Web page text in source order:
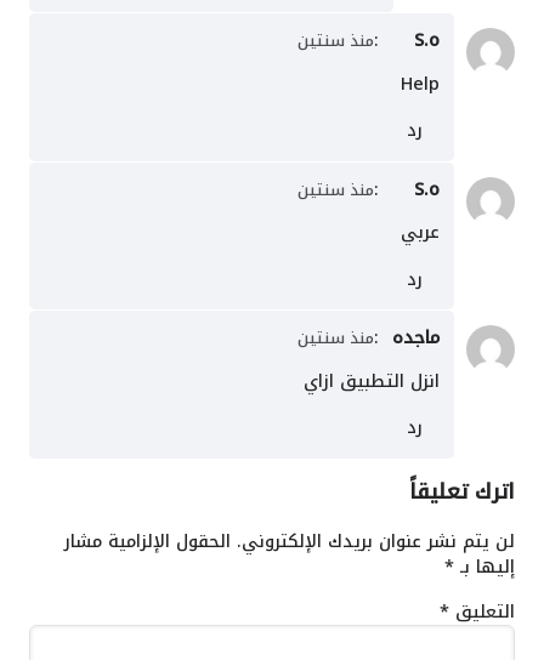
S.o
:منذ سنتين
Help
رد
S.o
:منذ سنتين
عربي
رد
ماجده :منذ سنتين
انزل التطبيق ازاي
رد
اترك تعليقاً
لن يتم نشر عنوان بريدك الإلكتروني. الحقول الإلزامية مشار
إليها بـ*
التعليق *